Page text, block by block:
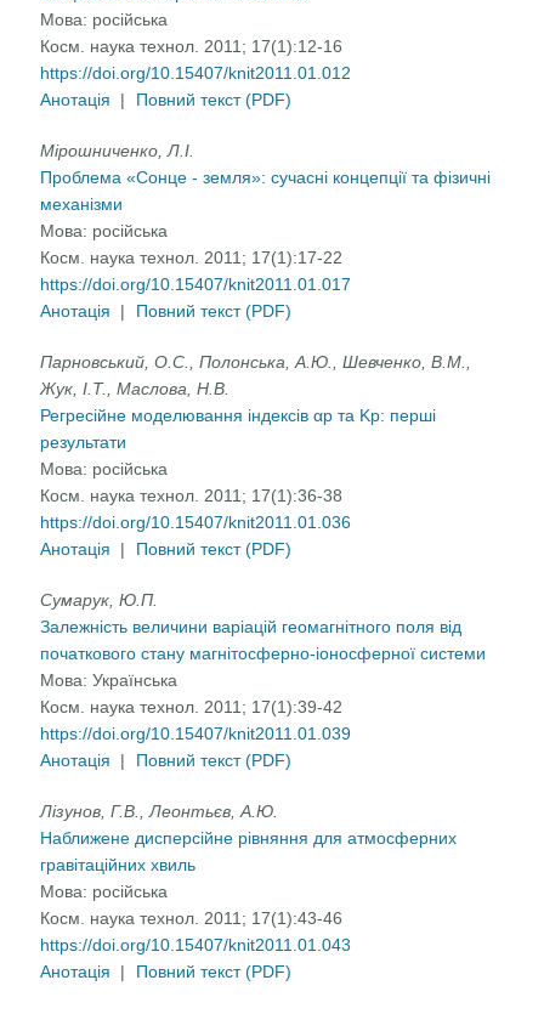
Мова: російська
Косм. наука технол. 2011; 17(1):12-16
https://doi.org/10.15407/knit2011.01.012
Анотація
| Повний текст (PDF)
Мірошниченко, Л.І.
Проблема «Сонце - земля»: сучасні концепції та фізичні
механізми
Мова: російська
Косм. наука технол. 2011; 17(1):17-22
https://doi.org/10.15407/knit2011.01.017
Анотація
| Повний текст (PDF)
Парновський, О.С., Полонська, А.Ю., Шевченко, В.М.,
Жук, І.Т., Маслова, Н.В.
Регресійне моделювання індексів αp та Kp: перші
результати
Мова: російська
Косм. наука технол. 2011; 17(1):36-38
https://doi.org/10.15407/knit2011.01.036
Анотація
| Повний текст (PDF)
Сумарук, Ю.П.
Залежність величини варіацій геомагнітного поля від
початкового стану магнітосферно-іоносферної системи
Мова:Українська
Косм. наука технол. 2011; 17(1):39-42
https://doi.org/10.15407/knit2011.01.039
Анотація
| Повний текст (PDF)
Лізунов, Г.В., Леонтьєв, А.Ю.
Наближене дисперсійне рівняння для атмосферних
гравітаційних хвиль
Мова: російська
Косм. наука технол. 2011; 17(1):43-46
https://doi.org/10.15407/knit2011.01.043
Анотація
| Повний текст (PDF)